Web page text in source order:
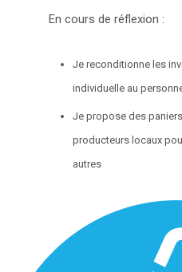
En cours de réflexion :
Je reconditionne les
individuelle au
Je propose des
producteurs locaux
autres